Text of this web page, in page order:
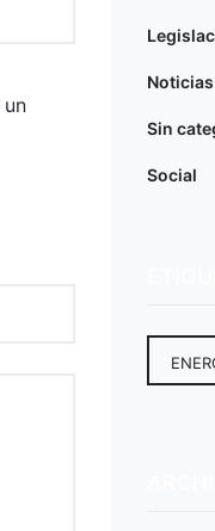
Noticias
Sin
Social